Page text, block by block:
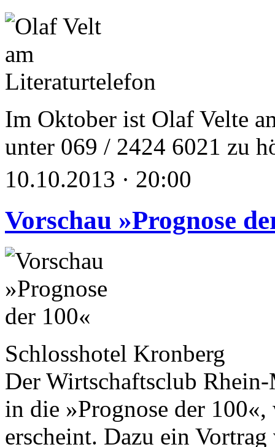
Im Oktober ist Olaf Velte
unter 069 / 2424 6021 zu
10.10.2013 · 20:00
Vorschau »Prognose
Schlosshotel Kronberg
Der Wirtschaftsclub
in die »Prognose der
erscheint. Dazu ein